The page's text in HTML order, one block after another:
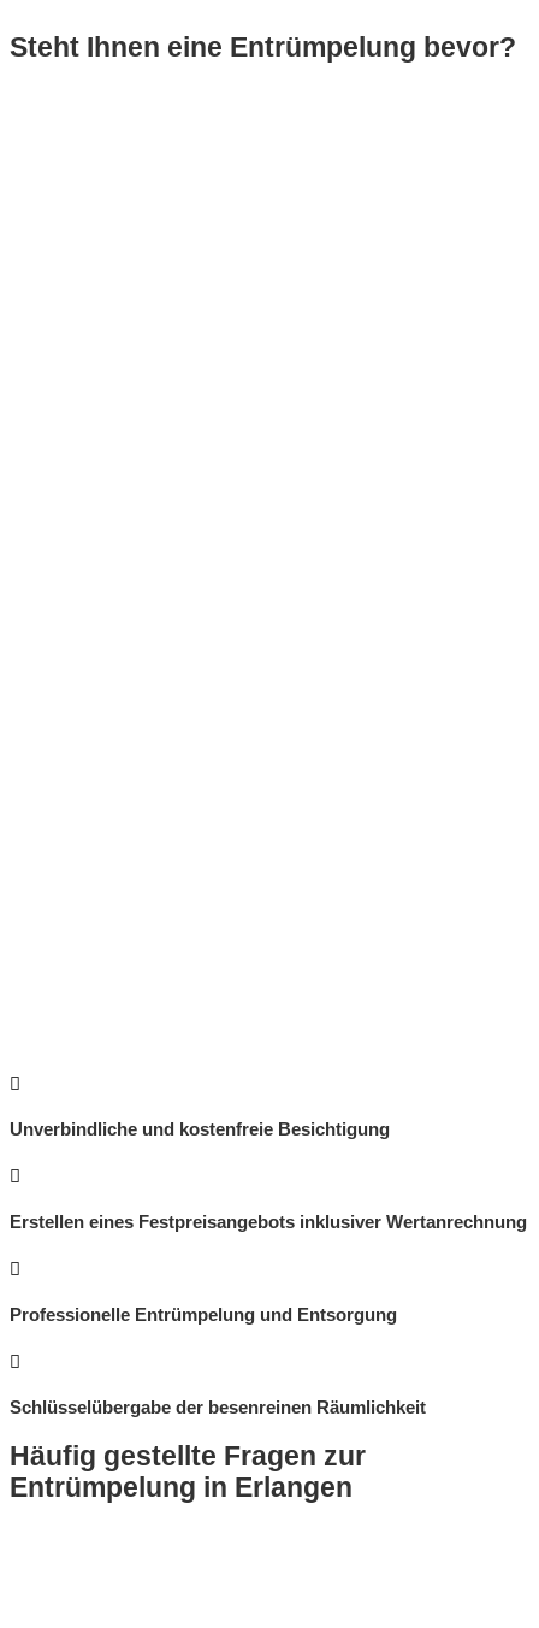
Steht Ihnen eine Entrümpelung bevor?
Unverbindliche und kostenfreie Besichtigung
Erstellen eines Festpreisangebots inklusiver Wertanrechnung
Professionelle Entrümpelung und Entsorgung
Schlüsselübergabe der besenreinen Räumlichkeit
Häufig gestellte Fragen zur
Entrümpelung in Erlangen